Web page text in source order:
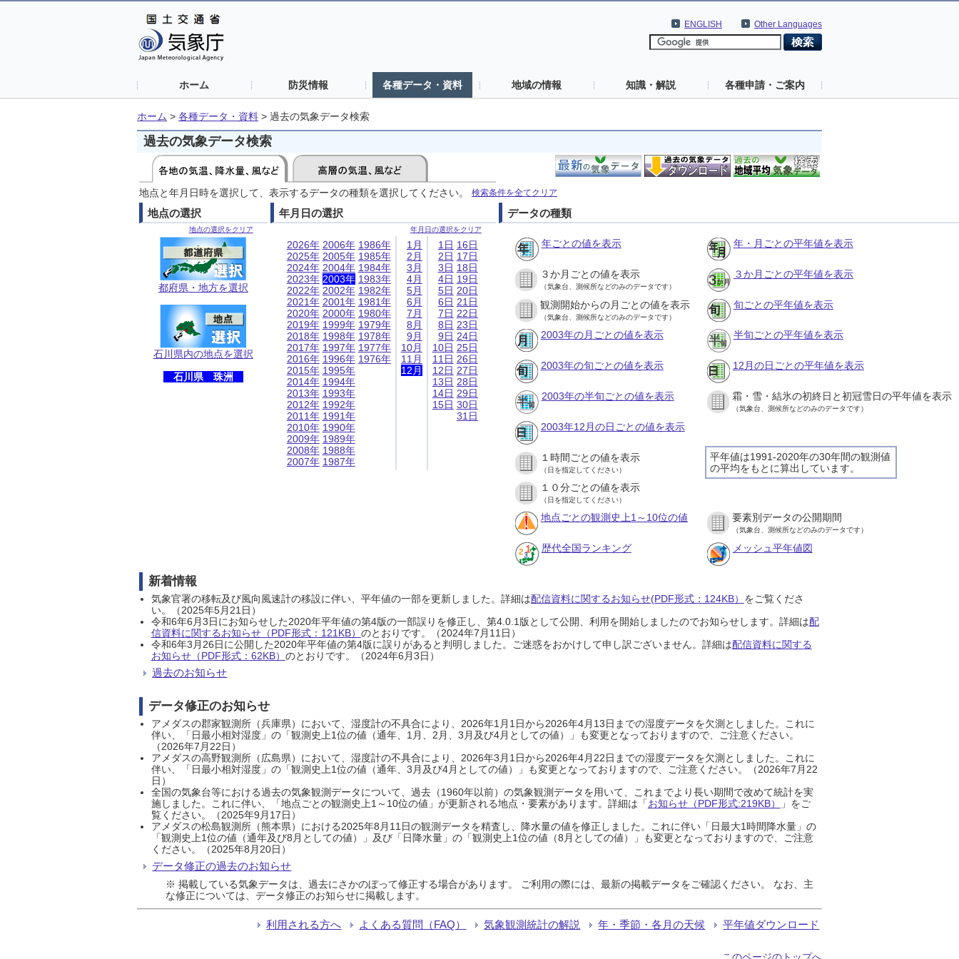
Other Languages
ENGLISH
ホーム 防災情報 各種データ・資料 地域の情報 知識・解説 各種申請・ご案内
ホーム > 各種データ・資料 > 過去の気象データ検索
過去の気象データ検索
地点と年月日時を選択して、表示するデータの種類を選択してください。 検索条件を全てクリア
地点の選択
地点の選択をクリア
都府県・地方を選択
石川県内の地点を選択
石川県 珠洲
年月日の選択
年月日の選択をクリア
2026年
2025年
2024年
2023年
2022年
2021年
2020年
2019年
2018年
2017年
2016年
2015年
2014年
2013年
2012年
2011年
2010年
2009年
2008年
2007年
2006年
2005年
2004年
2003年
2002年
2001年
2000年
1999年
1998年
1997年
1996年
1995年
1994年
1993年
1992年
1991年
1990年
1989年
1988年
1987年
1986年
1985年
1984年
1983年
1982年
1981年
1980年
1979年
1978年
1977年
1976年
1月
2月
3月
4月
5月
6月
7月
8月
9月
10月
11月
12月
1日
2日
3日
4日
5日
6日
7日
8日
9日
10日
11日
12日
13日
14日
15日
16日
17日
18日
19日
20日
21日
22日
23日
24日
25日
26日
27日
28日
29日
30日
31日
データの種類
年ごとの値を表示 年・月ごとの平年値を表示
３か月ごとの値を表示
（気象台、測候所などのみのデータです）
３か月ごとの平年値を表示
観測開始からの月ごとの値を表示
（気象台、測候所などのみのデータです）
旬ごとの平年値を表示
2003年の月ごとの値を表示 半旬ごとの平年値を表示
2003年の旬ごとの値を表示 12月の日ごとの平年値を表示
2003年の半旬ごとの値を表示 霜・雪・結氷の初終日と初冠雪日の平年値を表示
（気象台、測候所などのみのデータです）
2003年12月の日ごとの値を表示
平年値は1991-2020年の30年間の観測値
の平均をもとに算出しています。
１時間ごとの値を表示
（日を指定してください）
１０分ごとの値を表示
（日を指定してください）
地点ごとの観測史上1～10位の値 要素別データの公開期間
（気象台、測候所などのみのデータです）
歴代全国ランキング メッシュ平年値図
新着情報
気象官署の移転及び風向風速計の移設に伴い、平年値の一部を更新しました。詳細は配信資料に関するお知らせ(PDF形式：124KB） をご覧くださ
い。（2025年5月21日）
令和6年6月3日にお知らせした2020年平年値の第4版の一部誤りを修正し、第4.0.1版として公開、利用を開始しましたのでお知らせします。詳細は配
信資料に関するお知らせ（PDF形式：121KB） のとおりです。（2024年7月11日）
令和6年3月26日に公開した2020年平年値の第4版に誤りがあると判明しました。ご迷惑をおかけして申し訳ございません。詳細は配信資料に関する
お知らせ（PDF形式：62KB） のとおりです。（2024年6月3日）
過去のお知らせ
データ修正のお知らせ
アメダスの郡家観測所（兵庫県）において、湿度計の不具合により、2026年1月1日から2026年4月13日までの湿度データを欠測としました。これに
伴い、「日最小相対湿度」の「観測史上1位の値（通年、1月、2月、3月及び4月としての値）」も変更となっておりますので、ご注意ください。
（2026年7月22日）
アメダスの高野観測所（広島県）において、湿度計の不具合により、2026年3月1日から2026年4月22日までの湿度データを欠測としました。これに
伴い、「日最小相対湿度」の「観測史上1位の値（通年、3月及び4月としての値）」も変更となっておりますので、ご注意ください。（2026年7月22
日）
全国の気象台等における過去の気象観測データについて、過去（1960年以前）の気象観測データを用いて、これまでより長い期間で改めて統計を実
施しました。これに伴い、「地点ごとの観測史上1～10位の値」が更新される地点・要素があります。詳細は「お知らせ（PDF形式:219KB）
」をご
覧ください。（2025年9月17日）
アメダスの松島観測所（熊本県）における2025年8月11日の観測データを精査し、降水量の値を修正しました。これに伴い「日最大1時間降水量」の
「観測史上1位の値（通年及び8月としての値）」及び「日降水量」の「観測史上1位の値（8月としての値）」も変更となっておりますので、ご注意
ください。（2025年8月20日）
データ修正の過去のお知らせ
※ 掲載している気象データは、過去にさかのぼって修正する場合があります。 ご利用の際には、最新の掲載データをご確認ください。 なお、主
な修正については、データ修正のお知らせに掲載します。
利用される方へ よくある質問（FAQ） 気象観測統計の解説 年・季節・各月の天候 平年値ダウンロード